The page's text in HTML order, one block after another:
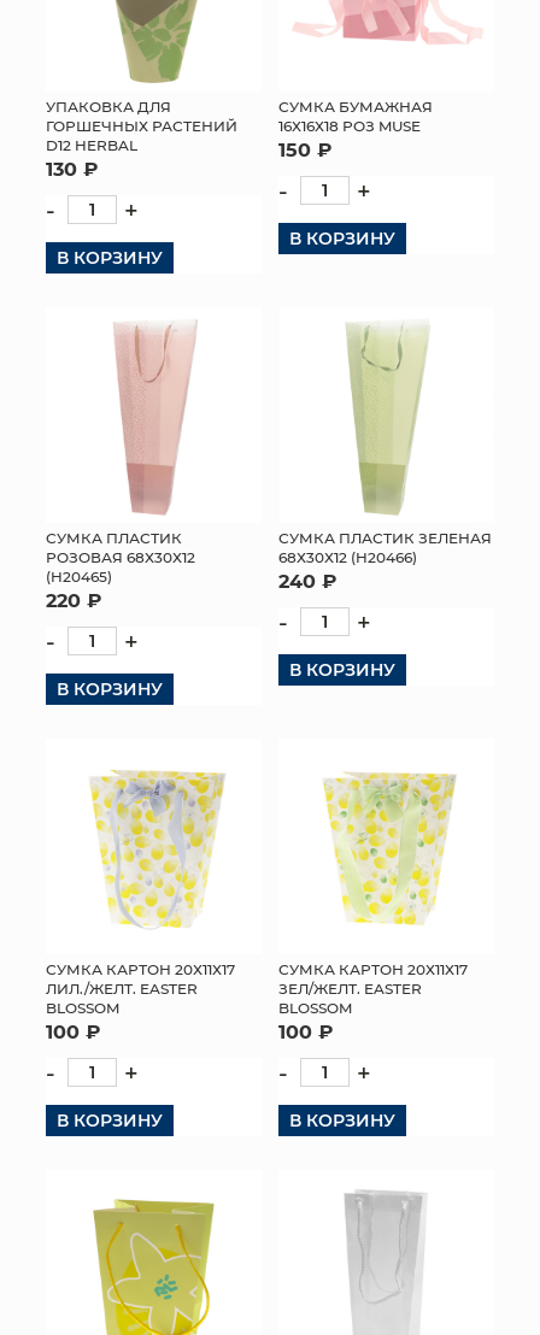
УПАКОВКА ДЛЯ
ГОРШЕЧНЫХ РАСТЕНИЙ
D12 HERBAL
130 ₽
- +
В КОРЗИНУ
СУМКА БУМАЖНАЯ
16Х16Х18 РОЗ MUSE
150 ₽
- +
В КОРЗИНУ
СУМКА ПЛАСТИК
РОЗОВАЯ 68Х30Х12
(H20465)
220 ₽
- +
В КОРЗИНУ
СУМКА ПЛАСТИК ЗЕЛЕНАЯ
68Х30Х12 (H20466)
240 ₽
- +
В КОРЗИНУ
СУМКА КАРТОН 20Х11Х17
ЛИЛ./ЖЕЛТ. EASTER
BLOSSOM
100 ₽
- +
В КОРЗИНУ
СУМКА КАРТОН 20Х11Х17
ЗЕЛ/ЖЕЛТ. EASTER
BLOSSOM
100 ₽
- +
В КОРЗИНУ